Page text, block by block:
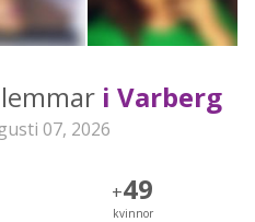
i Varberg
07, 2026
+49
kvinnor